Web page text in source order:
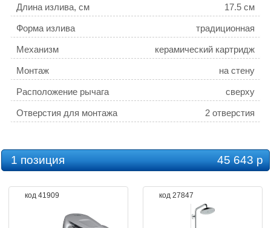
Длина излива, см 17.5 см
Форма излива традиционная
Механизм керамический картридж
Монтаж на стену
Расположение рычага сверху
Отверстия для монтажа 2 отверстия
Высота, см 14.7
Ограничение температуры
Вращение излива фиксированный
1 позиция 45 643 р
код 41909 код 27847